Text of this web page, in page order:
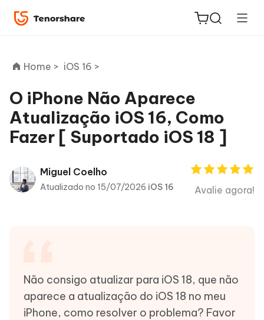
ReiBoot
for iOS
PDNob
PDF
Home > iOS 16 >
O iPhone Não Aparece
Atualização iOS 16, Como
Fazer [ Suportado iOS 18 ]
Miguel Coelho
Atualizado no 15/07/2026 iOS 16 Avalie agora!
Não consigo atualizar para iOS 18, que não
aparece a atualização do iOS 18 no meu
iPhone, como resolver o problema? Favor